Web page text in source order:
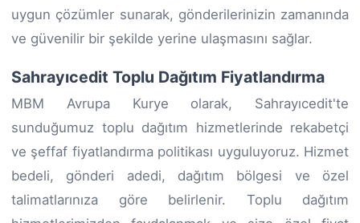
uygun çözümler sunarak, gönderilerinizin zamanında
ve güvenilir bir şekilde yerine ulaşmasını sağlar.
Sahrayıcedit Toplu Dağıtım Fiyatlandırma
MBM Avrupa Kurye olarak, Sahrayıcedit'te
sunduğumuz toplu dağıtım hizmetlerinde rekabetçi
ve şeffaf fiyatlandırma politikası uyguluyoruz. Hizmet
bedeli, gönderi adedi, dağıtım bölgesi ve özel
talimatlarınıza göre belirlenir. Toplu dağıtım